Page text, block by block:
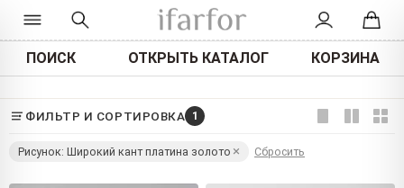
ПОИСК ОТКРЫТЬ КАТАЛОГ КОРЗИНА
ФИЛЬТР И СОРТИРОВКА 1
Рисунок: Широкий кант платина золото Сбросить